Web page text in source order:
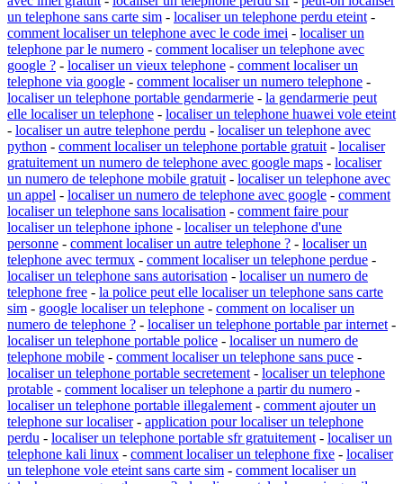
un telephone sans carte sim - localiser un telephone perdu eteint -
comment localiser un telephone avec le code imei - localiser un
telephone par le numero - comment localiser un telephone avec
google ? - localiser un vieux telephone - comment localiser un
telephone via google - comment localiser un numero telephone -
localiser un telephone portable gendarmerie - la gendarmerie peut
elle localiser un telephone - localiser un telephone huawei vole eteint
- localiser un autre telephone perdu - localiser un telephone avec
python - comment localiser un telephone portable gratuit - localiser
gratuitement un numero de telephone avec google maps - localiser
un numero de telephone mobile gratuit - localiser un telephone avec
un appel - localiser un numero de telephone avec google - comment
localiser un telephone sans localisation - comment faire pour
localiser un telephone iphone - localiser un telephone d'une
personne - comment localiser un autre telephone ? - localiser un
telephone avec termux - comment localiser un telephone perdue -
localiser un telephone sans autorisation - localiser un numero de
telephone free - la police peut elle localiser un telephone sans carte
sim - google localiser un telephone - comment on localiser un
numero de telephone ? - localiser un telephone portable par internet -
localiser un telephone portable police - localiser un numero de
telephone mobile - comment localiser un telephone sans puce -
localiser un telephone portable secretement - localiser un telephone
protable - comment localiser un telephone a partir du numero -
localiser un telephone portable illegalement - comment ajouter un
telephone sur localiser- application pour localiser un telephone
perdu - localiser un telephone portable sfr gratuitement - localiser un
telephone kali linux - comment localiser un telephone fixe - localiser
un telephone vole eteint sans carte sim - comment localiser un